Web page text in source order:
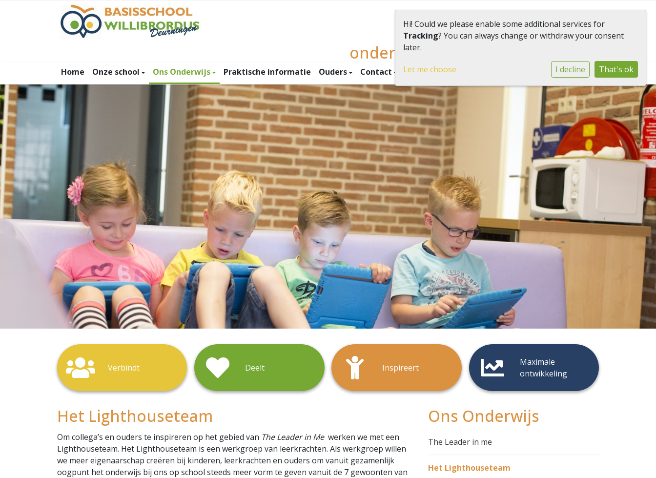
Onderdeel van
onderwijsgemeenschap Het Web
Home Onze school Ons Onderwijs Praktische informatie Ouders Contact AVG
Verbindt Deelt Inspireert
Maximale
ontwikkeling
Het Lighthouseteam
Om collega’s en ouders te inspireren op het gebied van The Leader in Me werken we met een
Lighthouseteam. Het Lighthouseteam is een werkgroep van leerkrachten. Als werkgroep willen
we meer eigenaarschap creëren bij kinderen, leerkrachten en ouders om vanuit gezamenlijk
oogpunt het onderwijs bij ons op school steeds meer vorm te geven vanuit de 7 gewoonten van
Ons Onderwijs
The Leader in me
Het Lighthouseteam
Hi! Could we please enable some additional services for
Tracking? You can always change or withdraw your consent
later.
Let me choose I decline That's ok